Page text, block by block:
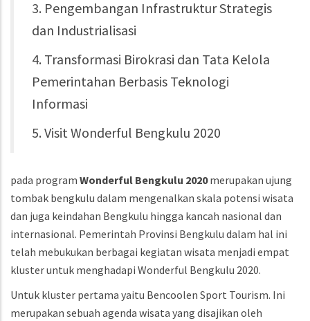
3. Pengembangan Infrastruktur Strategis
dan Industrialisasi
4. Transformasi Birokrasi dan Tata Kelola
Pemerintahan Berbasis Teknologi
Informasi
5. Visit Wonderful Bengkulu 2020
pada program Wonderful Bengkulu 2020merupakan ujung
tombak bengkulu dalam mengenalkan skala potensi wisata
dan juga keindahan Bengkulu hingga kancah nasional dan
internasional. Pemerintah Provinsi Bengkulu dalam hal ini
telah mebukukan berbagai kegiatan wisata menjadi empat
kluster untuk menghadapi Wonderful Bengkulu 2020.
Untuk kluster pertama yaitu Bencoolen Sport Tourism. Ini
merupakan sebuah agenda wisata yang disajikan oleh